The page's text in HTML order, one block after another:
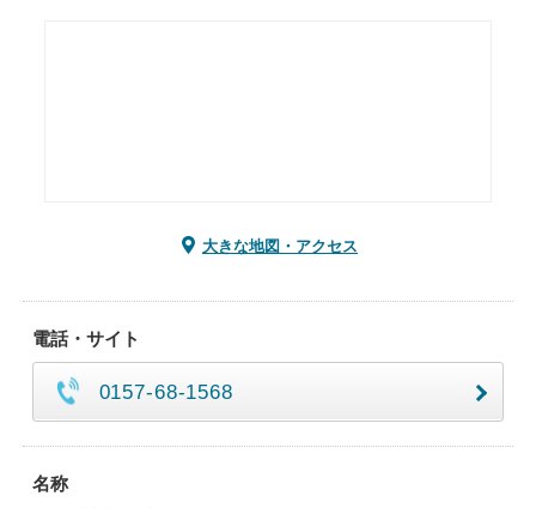
大きな地図・アクセス
電話・サイト
0157-68-1568
名称